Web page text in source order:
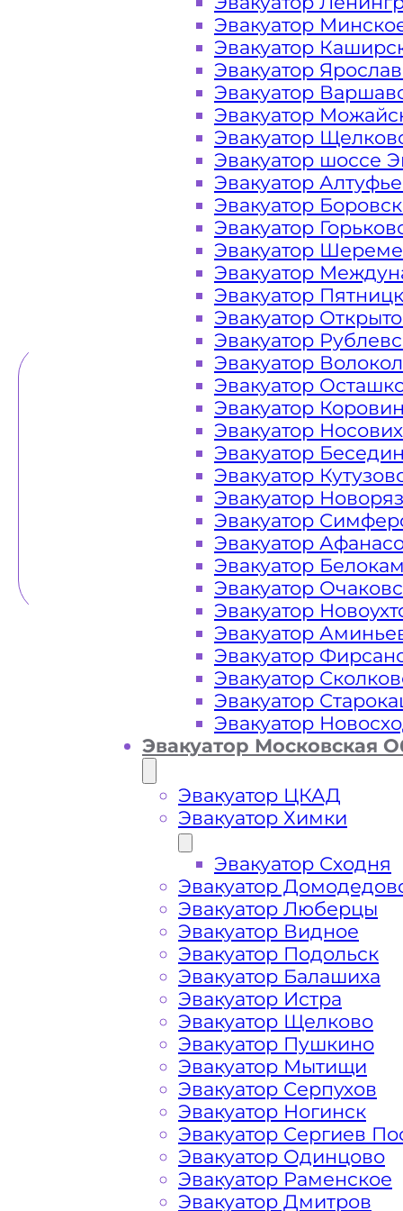
Закажите услугу "эвакуатор на
или "онлайн" на сайте компании
Вам необходимы услуги
недорого? Эвакуаторы «МОБИ» на
Бульварном, Садовом и Третьем
к нам круглосуточно, мы
гарантируем низкие
WHATSAPP
Как
Мира?
Эвакуатор
Эвакуатор
Эвакуатор
Эвакуатор
Эвакуатор
Эвакуатор
Эвакуатор шоссе
Эвакуатор
Эвакуатор
Эвакуатор
Эвакуатор
Эвакуатор
Эвакуатор
Эвакуатор
Эвакуатор
Эвакуатор
Эвакуатор
Эвакуатор
Эвакуатор
Эвакуатор
Эвакуатор
Эвакуатор
Эвакуатор
Эвакуатор
Эвакуатор
Эвакуатор
Эвакуатор
Эвакуатор
Эвакуатор
Эвакуатор
Эвакуатор
Эвакуатор
Эвакуатор Московская
Эвакуатор ЦКАД
Эвакуатор Химки
Эвакуатор Сходня
Эвакуатор
Эвакуатор Люберцы
Эвакуатор Видное
Эвакуатор Подольск
Эвакуатор Балашиха
Эвакуатор Истра
Эвакуатор Щелково
Эвакуатор Пушкино
Эвакуатор Мытищи
Эвакуатор Серпухов
Эвакуатор Ногинск
Эвакуатор Сергиев
Эвакуатор Одинцово
Эвакуатор Раменское
Эвакуатор Дмитров